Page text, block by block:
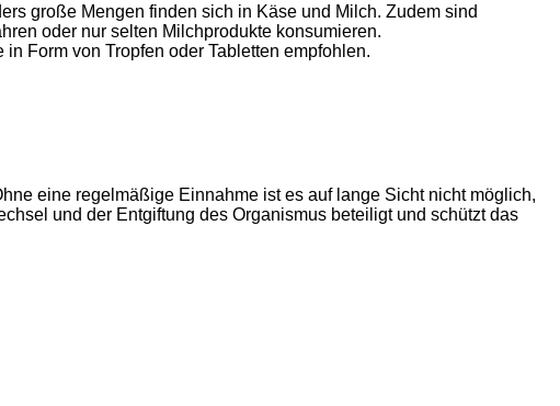
große Mengen finden sich in Käse und Milch. Zudem sind
oder nur selten Milchprodukte konsumieren.
Form von Tropfen oder Tabletten empfohlen.
eine regelmäßige Einnahme ist es auf lange Sicht nicht möglich,
und der Entgiftung des Organismus beteiligt und schützt das